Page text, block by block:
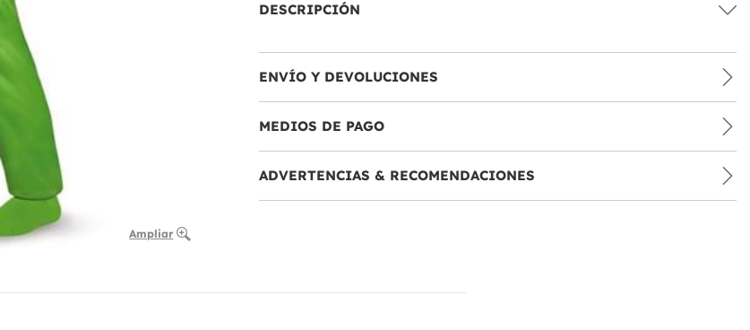
Ampliar
DESCRIPCIÓN
ENVÍO Y DEVOLUCIONES
MEDIOS DE PAGO
ADVERTENCIAS & RECOMENDACIONES